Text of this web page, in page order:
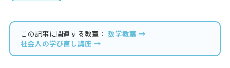
この記事に関連する教室：数学教室 →
社会人の学び直し講座 →